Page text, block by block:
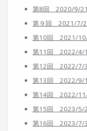
第8回 2020/9/
第９回 2021/7/
第10回 2021/
第11回 2022/4/
第12回 2022/7/
第13回 2022/9/
第14回 2022/
第15回 2023/5/
第16回 2023/7/